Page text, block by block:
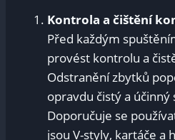
Kontrola a čištění
Před každým
provést kontrolu a
Odstranění zbytků
opravdu čistý a účinný
Doporučuje se
jsou V-styly, kartáče a